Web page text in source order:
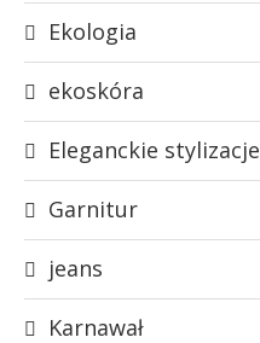
Ekologia
ekoskóra
Eleganckie stylizacje
Garnitur
jeans
Karnawał